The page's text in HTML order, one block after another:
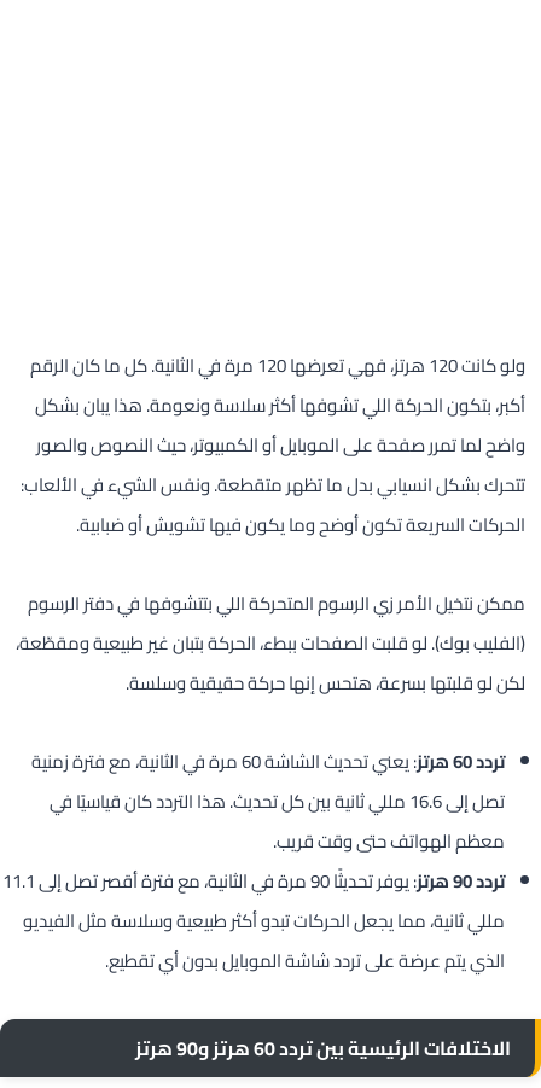
ولو كانت 120 هرتز، فهي تعرضها 120 مرة في الثانية. كل ما كان الرقم
أكبر، بتكون الحركة اللي تشوفها أكثر سلاسة ونعومة. هذا يبان بشكل
واضح لما تمرر صفحة على الموبايل أو الكمبيوتر، حيث النصوص والصور
تتحرك بشكل انسيابي بدل ما تظهر متقطعة. ونفس الشيء في الألعاب:
الحركات السريعة تكون أوضح وما يكون فيها تشويش أو ضبابية.
ممكن نتخيل الأمر زي الرسوم المتحركة اللي بتتشوفها في دفتر الرسوم
(الفليب بوك). لو قلبت الصفحات ببطء، الحركة بتبان غير طبيعية ومقطّعة،
لكن لو قلبتها بسرعة، هتحس إنها حركة حقيقية وسلسة.
تردد 60 هرتز
: يعني تحديث الشاشة 60 مرة في الثانية، مع فترة زمنية
تصل إلى 16.6 مللي ثانية بين كل تحديث. هذا التردد كان قياسيًا في
معظم الهواتف حتى وقت قريب.
تردد 90 هرتز
: يوفر تحديثًا 90 مرة في الثانية، مع فترة أقصر تصل إلى 11.1
مللي ثانية، مما يجعل الحركات تبدو أكثر طبيعية وسلاسة مثل الفيديو
الذي يتم عرضة على تردد شاشة الموبايل بدون أي تقطيع.
الاختلافات الرئيسية بين تردد 60 هرتز و90 هرتز